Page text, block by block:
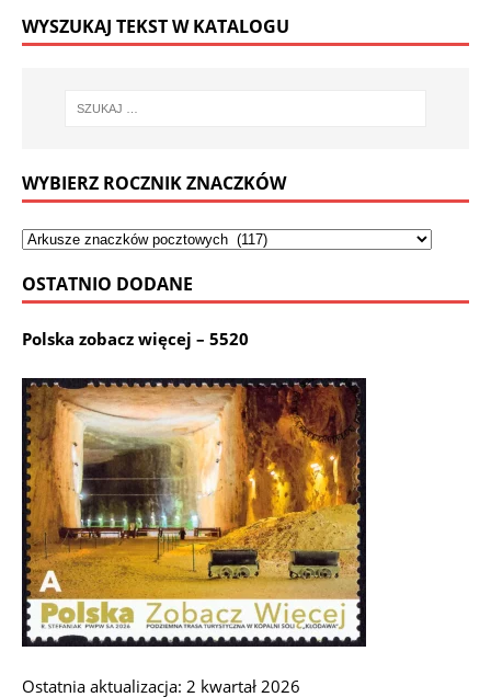
WYSZUKAJ TEKST W KATALOGU
WYBIERZ ROCZNIK ZNACZKÓW
OSTATNIO DODANE
Polska zobacz więcej – 5520
Ostatnia aktualizacja: 2 kwartał 2026